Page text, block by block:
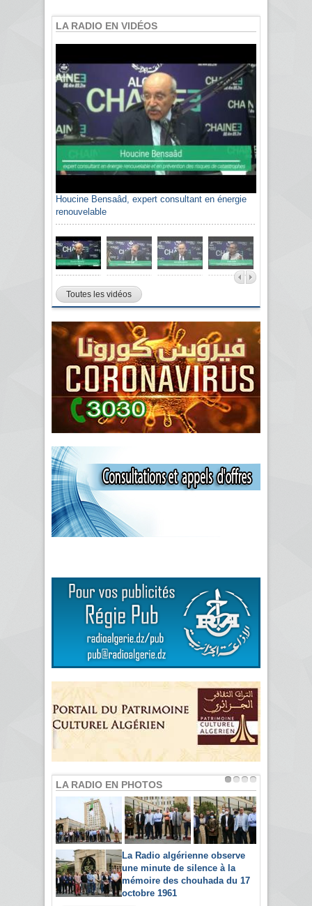
LA RADIO EN VIDÉOS
Houcine Bensaâd, expert consultant en énergie
renouvelable
Toutes les vidéos
LA RADIO EN PHOTOS
La Radio algérienne observe
une minute de silence à la
mémoire des chouhada du 17
octobre 1961